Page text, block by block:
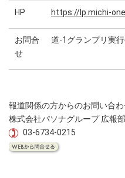
HP https://lp.michi-
お問合
せ
道-1グランプリ実
報道関係の方からのお問い合
株式会社パソナグループ 広報部
03-6734-0215